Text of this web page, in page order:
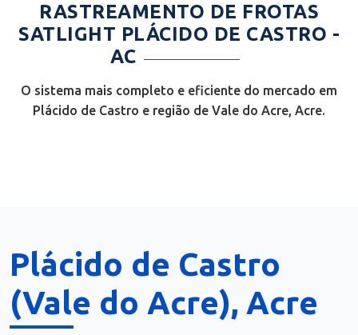
RASTREAMENTO DE FROTAS
SATLIGHT PLÁCIDO DE CASTRO -
AC
O sistema mais completo e eficiente do mercado em
Plácido de Castro e região de Vale do Acre, Acre.
Plácido de Castro
(Vale do Acre), Acre